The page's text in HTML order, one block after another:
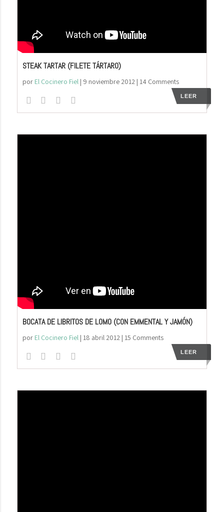
STEAK TARTAR (FILETE TÁRTARO)
por El Cocinero Fiel| 9 noviembre 2012| 14 Comments
LEER
BOCATA DE LIBRITOS DE LOMO (CON EMMENTAL Y JAMÓN)
por El Cocinero Fiel| 18 abril 2012| 15 Comments
LEER